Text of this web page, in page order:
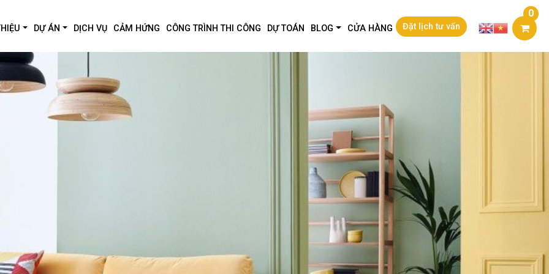
0
DỰ ÁN DỊCH VỤ CẢM HỨNG CÔNG TRÌNH THI CÔNG DỰ TOÁN BLOG CỬA HÀNG Đặt lịch tư vấn